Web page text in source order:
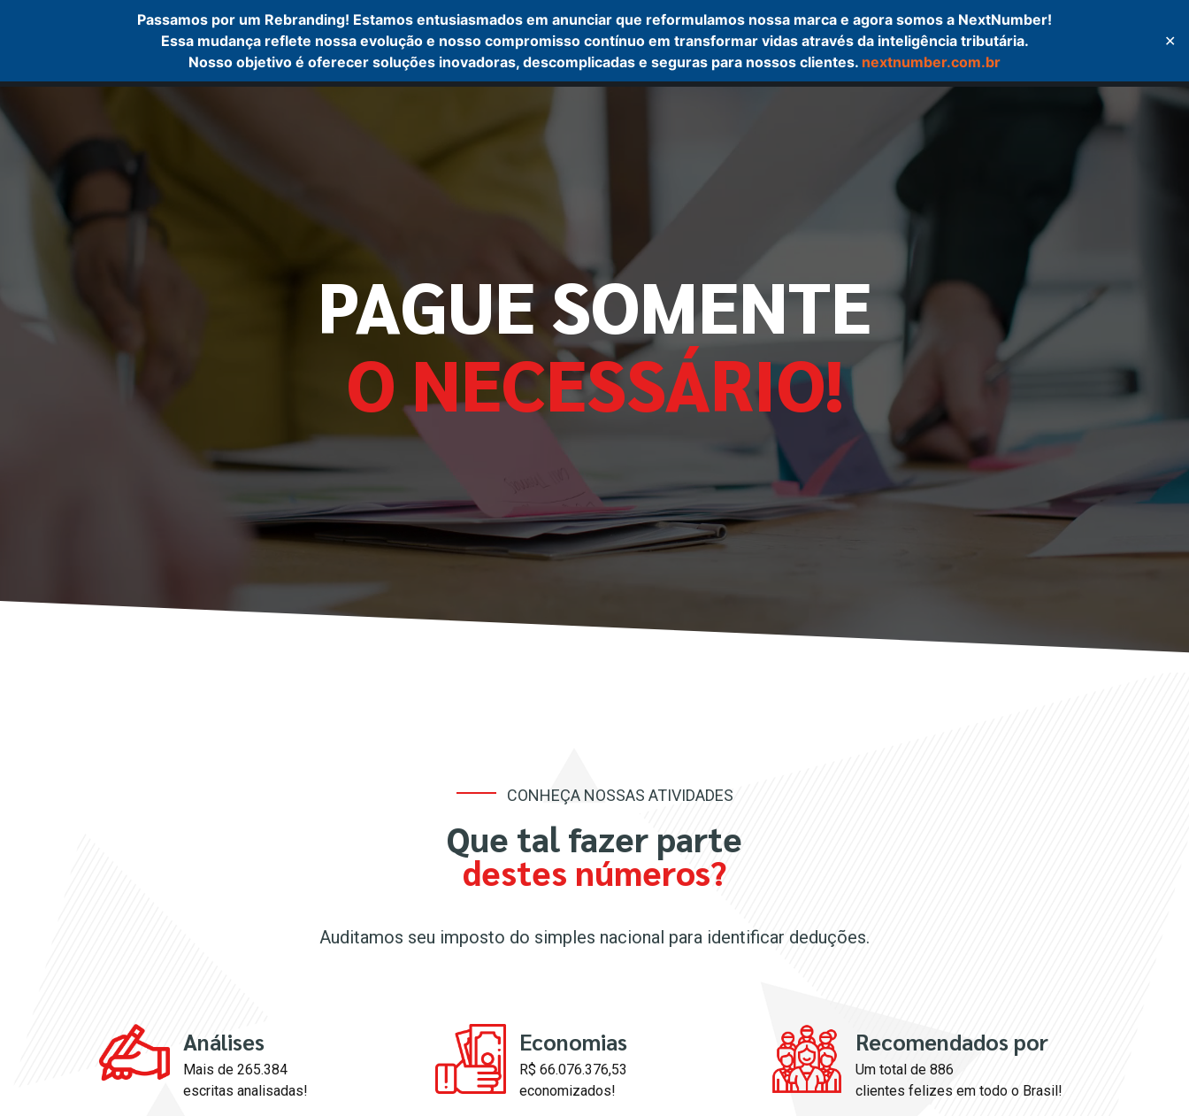
Passamos por um Rebranding! Estamos entusiasmados em anunciar que reformulamos nossa marca e agora somos a NextNumber!
Essa mudança reflete nossa evolução e nosso compromisso contínuo em transformar vidas através da inteligência tributária.
Nosso objetivo é oferecer soluções inovadoras, descomplicadas e seguras para nossos clientes. nextnumber.com.br
✕
Home Como funciona? Enviar análise Últimas notícias Contato Login
PAGUE SOMENTE
O NECESSÁRIO!
CONHEÇA NOSSAS ATIVIDADES
Que tal fazer parte
destes números?
Auditamos seu imposto do simples nacional para identificar deduções.
Análises
Mais de 265.384
escritas analisadas!
Economias
R$ 66.076.376,53
economizados!
Recomendados por
Um total de 886
clientes felizes em todo o Brasil!